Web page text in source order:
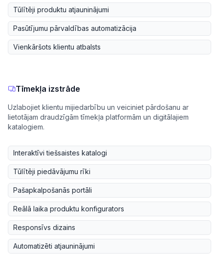
Tūlītēji produktu atjauninājumi
Pasūtījumu pārvaldības automatizācija
Vienkāršots klientu atbalsts
Tīmekļa izstrāde
Uzlabojiet klientu mijiedarbību un veiciniet pārdošanu ar
lietotājam draudzīgām tīmekļa platformām un digitālajiem
katalogiem.
Interaktīvi tiešsaistes katalogi
Tūlītēji piedāvājumu rīki
Pašapkalpošanās portāli
Reālā laika produktu konfigurators
Responsīvs dizains
Automatizēti atjauninājumi